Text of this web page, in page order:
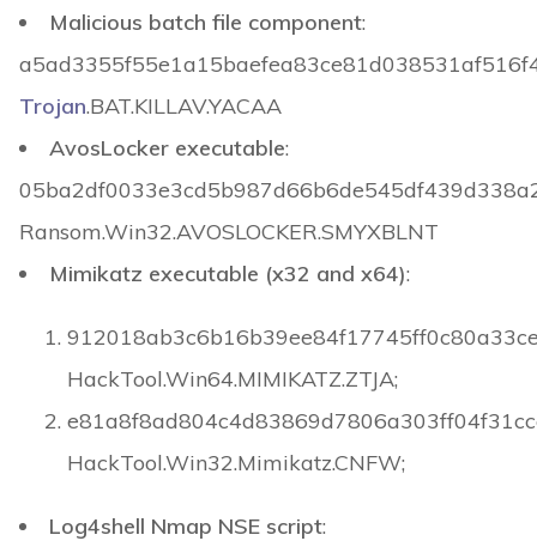
Malicious batch file component:
Trojan.BAT.KILLAV.YACAA
AvosLocker executable:
Ransom.Win32.AVOSLOCKER.SMYXBLNT
Mimikatz executable (x32 and x64):
HackTool.Win64.MIMIKATZ.ZTJA;
HackTool.Win32.Mimikatz.CNFW;
Log4shell Nmap NSE script: